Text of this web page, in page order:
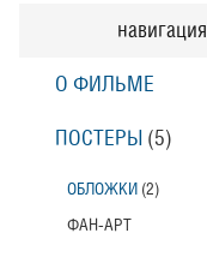
навигация
О ФИЛЬМЕ
ПОСТЕРЫ (5)
ОБЛОЖКИ (2)
ФАН-АРТ